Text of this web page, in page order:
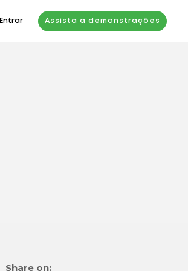
Entrar Assista a demonstrações
Share on: